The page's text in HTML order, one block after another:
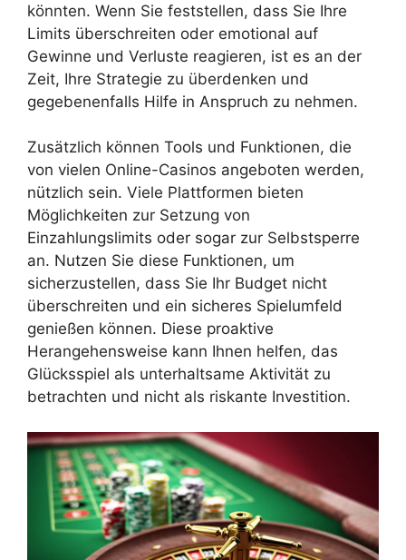
könnten. Wenn Sie feststellen, dass Sie Ihre
Limits überschreiten oder emotional auf
Gewinne und Verluste reagieren, ist es an der
Zeit, Ihre Strategie zu überdenken und
gegebenenfalls Hilfe in Anspruch zu nehmen.
Zusätzlich können Tools und Funktionen, die
von vielen Online-Casinos angeboten werden,
nützlich sein. Viele Plattformen bieten
Möglichkeiten zur Setzung von
Einzahlungslimits oder sogar zur Selbstsperre
an. Nutzen Sie diese Funktionen, um
sicherzustellen, dass Sie Ihr Budget nicht
überschreiten und ein sicheres Spielumfeld
genießen können. Diese proaktive
Herangehensweise kann Ihnen helfen, das
Glücksspiel als unterhaltsame Aktivität zu
betrachten und nicht als riskante Investition.